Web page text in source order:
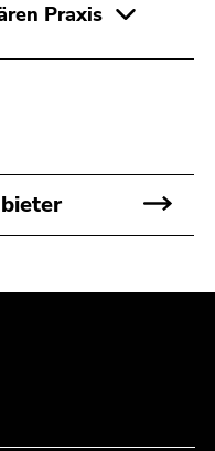
Praxis